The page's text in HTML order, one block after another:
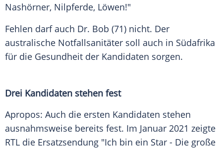
Nashörner, Nilpferde, Löwen!"
Fehlen darf auch Dr. Bob (71) nicht. Der
australische Notfallsanitäter soll auch in Südafrika
für die Gesundheit der Kandidaten sorgen.
Drei Kandidaten stehen fest
Apropos: Auch die ersten Kandidaten stehen
ausnahmsweise bereits fest. Im Januar 2021 zeigte
RTL die Ersatzsendung "Ich bin ein Star - Die große